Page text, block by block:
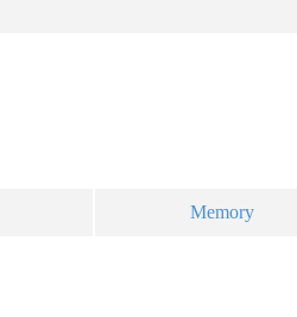
Memory